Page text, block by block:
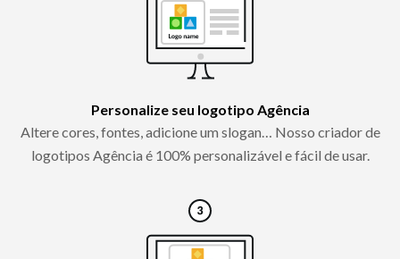
Personalize seu logotipo Agência
Altere cores, fontes, adicione um slogan… Nosso criador de
logotipos Agência é 100% personalizável e fácil de usar.